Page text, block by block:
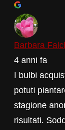
Barbara
4 anni fa
I bulbi
potuti
stagione
risultati.